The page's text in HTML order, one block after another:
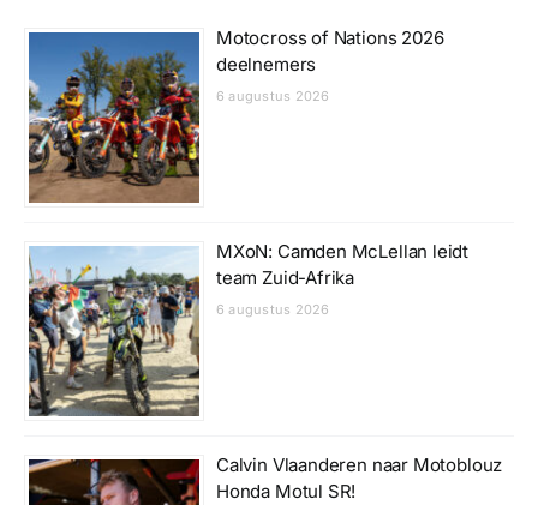
Motocross of Nations 2026
deelnemers
6 augustus 2026
MXoN: Camden McLellan leidt
team Zuid-Afrika
6 augustus 2026
Calvin Vlaanderen naar Motoblouz
Honda Motul SR!